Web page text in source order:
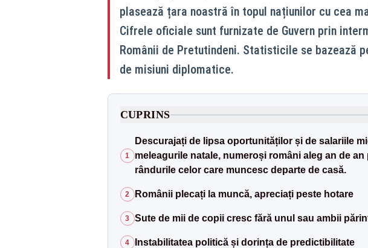
plasează țara noastră în topul națiunilor cu cea
Cifrele oficiale sunt furnizate de Guvern prin
Românii de Pretutindeni. Statisticile se bazează
de misiuni diplomatice.
CUPRINS
1
Descurajați de lipsa oportunităților și de salariile
meleagurile natale, numeroși români aleg an de
rândurile celor care muncesc departe de casă.
2 Românii plecați la muncă, apreciați peste hotare
3 Sute de mii de copii cresc fără unul sau ambii
4 Instabilitatea politică și dorința de predictibilitate